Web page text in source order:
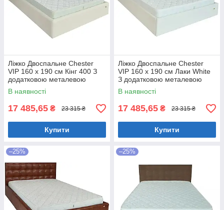
Ліжко Двоспальне Chester
VIP 160 х 190 см Кінг 400 З
додатковою металевою
цільнозварною рамою C1
Білий
В наявності
17 485,65 ₴ 23 315 ₴
Купити
Ліжко Двоспальне Chester
VIP 160 х 190 см Лаки White
З додатковою металевою
цільнозварною рамою Білий
В наявності
17 485,65 ₴ 23 315 ₴
Купити
–25% –25%